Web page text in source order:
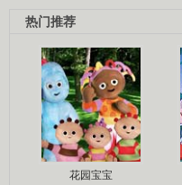
热门推荐
花园宝宝